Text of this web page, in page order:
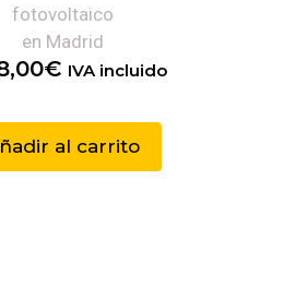
€ IVA incluido
al carrito